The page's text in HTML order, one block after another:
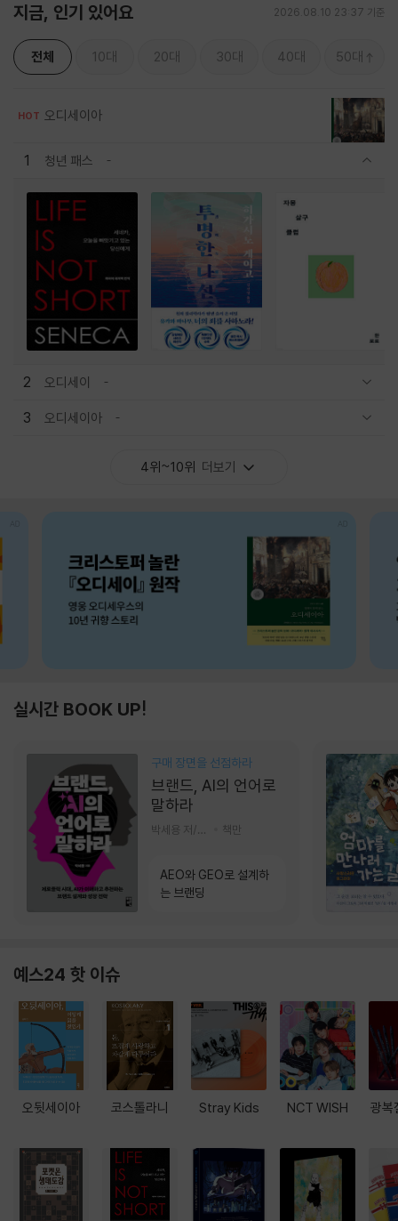
지금, 인기 있어요 2026.08.10 23:37 기준
전체 10대 20대 30대 40대 50대
HOT 오디세이아
1 청년 패스
2 오디세이
3 오디세이아
4위~10위 더보기
실시간 BOOK UP!
구매 장면을 선점하라
브랜드, AI의 언어로
말하라
책만
AEO와 GEO로 설계하
는 브랜딩
예스24 핫 이슈
오뒷세이아 코스톨라니 Stray Kids NCT WISH 광복